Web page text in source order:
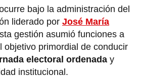
bajo la administración del
liderado por José María
gestión asumió funciones a
objetivo primordial de conducir
electoral ordenada y
institucional.